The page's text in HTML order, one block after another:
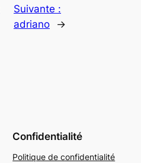
Suivante :
adriano
→
Confidentialité
Politique de confidentialité